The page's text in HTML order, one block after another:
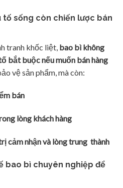
tố sống còn chiến lược bán
tranh khốc liệt, bao bì không
bắt buộc nếu muốn bán hàng
vệ sản phẩm, mà còn:
bán
lòng khách hàng
cảm nhận và lòng trung thành
bao bì chuyên nghiệp để